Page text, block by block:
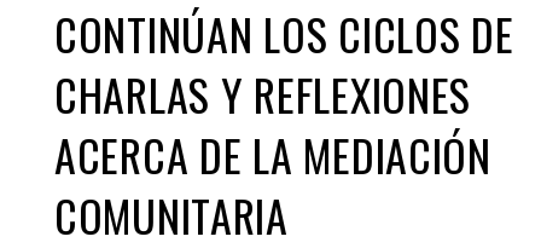
CONTINÚAN LOS CICLOS DE
CHARLAS Y REFLEXIONES
ACERCA DE LA MEDIACIÓN
COMUNITARIA